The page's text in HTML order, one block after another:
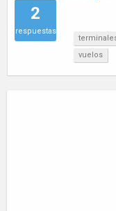
2
respuestas
vuelos